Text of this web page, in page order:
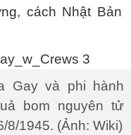
cách Nhật Bản
Gay và phi hành
bom nguyên tử
8/1945. (Ảnh: Wiki)